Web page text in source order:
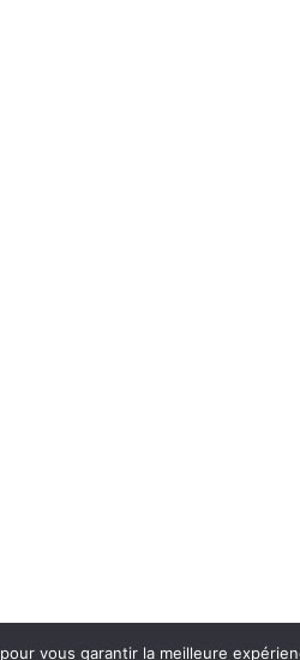
vous garantir la meilleure